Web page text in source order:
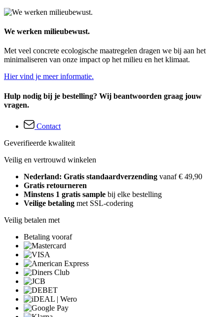
We werken milieubewust.
Met veel concrete ecologische maatregelen dragen we bij aan het
minimaliseren van onze impact op het milieu en het klimaat.
Hier vind je meer informatie.
Hulp nodig bij je bestelling? Wij beantwoorden graag jouw
vragen.
Contact
Geverifieerde kwaliteit
Veilig en vertrouwd winkelen
Nederland: Gratis standaardverzending vanaf € 49,90
Gratis retourneren
Minstens 1 gratis sample bij elke bestelling
Veilige betaling met SSL-codering
Veilig betalen met
Betaling vooraf